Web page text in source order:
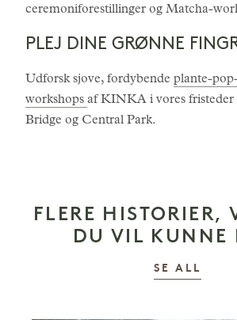
ceremoniforestillinger og Matcha-
PLEJ DINE GRØNNE
Udforsk sjove, fordybende plante-
workshops af KINKA i vores fristeder
Bridge og Central Park.
FLERE HISTORIER,
DU VIL KUNNE
SE ALL